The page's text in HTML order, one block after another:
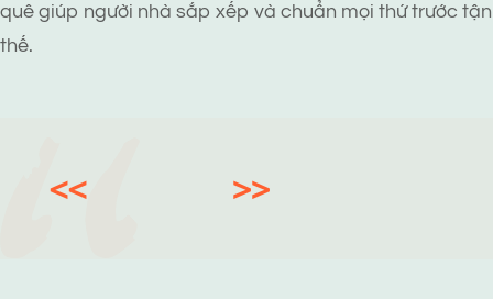
quê giúp người nhà sắp xếp và chuẩn mọi thứ trước tận
thế.
<< >>